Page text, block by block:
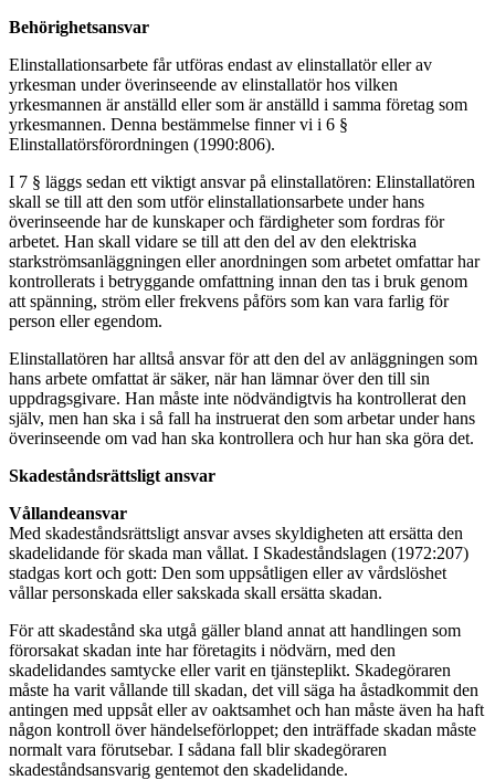
Behörighetsansvar
Elinstallationsarbete får utföras endast av elinstallatör eller av
yrkesman under överinseende av elinstallatör hos vilken
yrkesmannen är anställd eller som är anställd i samma företag som
yrkesmannen. Denna bestämmelse finner vi i 6 §
Elinstallatörsförordningen (1990:806).
I 7 § läggs sedan ett viktigt ansvar på elinstallatören: Elinstallatören
skall se till att den som utför elinstallationsarbete under hans
överinseende har de kunskaper och färdigheter som fordras för
arbetet. Han skall vidare se till att den del av den elektriska
starkströmsanläggningen eller anordningen som arbetet omfattar har
kontrollerats i betryggande omfattning innan den tas i bruk genom
att spänning, ström eller frekvens påförs som kan vara farlig för
person eller egendom.
Elinstallatören har alltså ansvar för att den del av anläggningen som
hans arbete omfattat är säker, när han lämnar över den till sin
uppdragsgivare. Han måste inte nödvändigtvis ha kontrollerat den
själv, men han ska i så fall ha instruerat den som arbetar under hans
överinseende om vad han ska kontrollera och hur han ska göra det.
Skadeståndsrättsligt ansvar
Vållandeansvar
Med skadeståndsrättsligt ansvar avses skyldigheten att ersätta den
skadelidande för skada man vållat. I Skadeståndslagen (1972:207)
stadgas kort och gott: Den som uppsåtligen eller av vårdslöshet
vållar personskada eller sakskada skall ersätta skadan.
För att skadestånd ska utgå gäller bland annat att handlingen som
förorsakat skadan inte har företagits i nödvärn, med den
skadelidandes samtycke eller varit en tjänsteplikt. Skadegöraren
måste ha varit vållande till skadan, det vill säga ha åstadkommit den
antingen med uppsåt eller av oaktsamhet och han måste även ha haft
någon kontroll över händelseförloppet; den inträffade skadan måste
normalt vara förutsebar. I sådana fall blir skadegöraren
skadeståndsansvarig gentemot den skadelidande.